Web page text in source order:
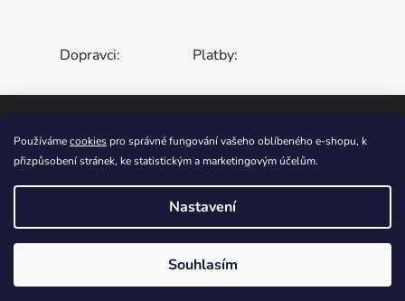
Používámecookies pro správné fungování vašeho oblíbeného e-shopu, k
přizpůsobení stránek, ke statistickým a marketingovým účelům.
Nastavení
Souhlasím
Dopravci: Platby:
ČESKÁ REPUBLIKA
SLOVENSKO
MAĎARSKO
RUMUNSKO
POLSKO
EVROPSKÁ UNIE
Vytvořil Shoptet
Copyright 2006-2026STOA-Zahradní Zábava
Všechna práva vyhrazena.